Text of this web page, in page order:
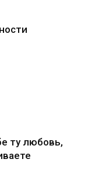
ту любовь,